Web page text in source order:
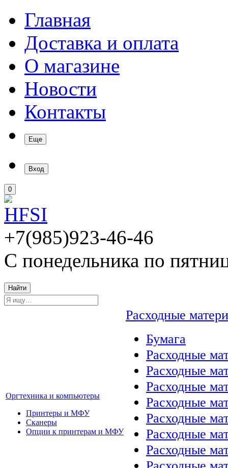
Главная
Доставка и оплата
О магазине
Новости
Контакты
Еще
Вход
0
+7(985)923-46-46
С понедельника по
Найти
Оргтехника и компьютеры
Принтеры и МФУ
Сканеры
Опции к принтерам и МФУ
Расходные
Бумага
Расходные
Расходные
Расходные
Расходные
Расходные
Расходные
Расходные